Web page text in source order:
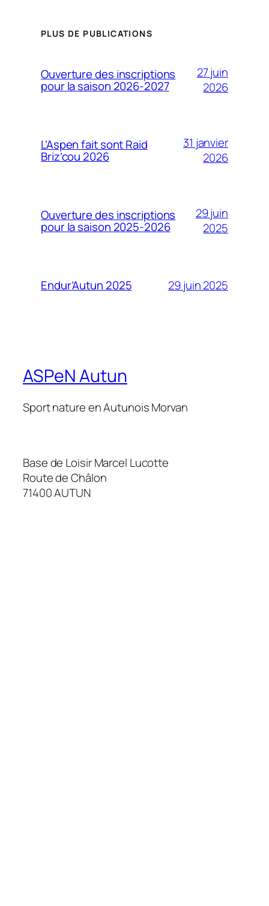
PLUS DE PUBLICATIONS
Ouverture des inscriptions
pour la saison 2026-2027
27 juin
2026
L’Aspen fait sont Raid
Briz’cou 2026
31 janvier
2026
Ouverture des inscriptions
pour la saison 2025-2026
29 juin
2025
Endur’Autun 2025 29 juin 2025
ASPeN Autun
Sport nature en Autunois Morvan
Base de Loisir Marcel Lucotte
Route de Châlon
71400 AUTUN